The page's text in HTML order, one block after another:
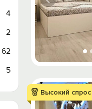
4
2
62
5
Высокий спрос